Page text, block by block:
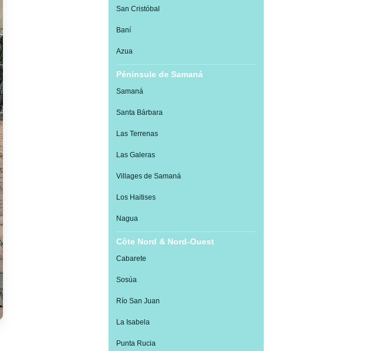
San Cristóbal
Baní
Azua
Péninsule de Samaná
Samaná
Santa Bárbara
Las Terrenas
Las Galeras
Villages de Samaná
Los Haitises
Nagua
Côte Nord & Nord-Ouest
Cabarete
Sosúa
Río San Juan
La Isabela
Punta Rucia